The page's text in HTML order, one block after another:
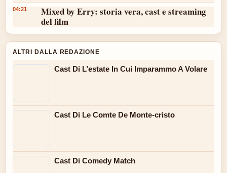
04:21
Mixed by Erry: storia vera, cast e streaming
del film
ALTRI DALLA REDAZIONE
Cast Di L’estate In Cui Imparammo A Volare
Cast Di Le Comte De Monte-cristo
Cast Di Comedy Match